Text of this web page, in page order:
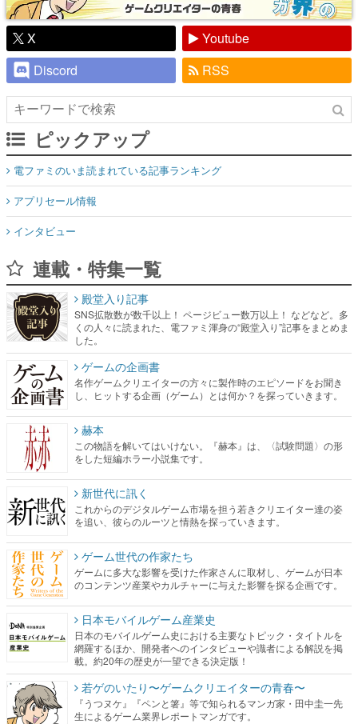
X
Youtube
Discord
RSS
ピックアップ
電ファミのいま読まれている記事ランキング
アプリセール情報
インタビュー
連載・特集一覧
殿堂入り記事
SNS拡散数が数千以上！ ページビュー数万以上！ などなど。多
くの人々に読まれた、電ファミ渾身の“殿堂入り”記事をまとめま
した。
ゲームの企画書
名作ゲームクリエイターの方々に製作時のエピソードをお聞き
し、ヒットする企画（ゲーム）とは何か？を探っていきます。
赫本
この物語を解いてはいけない。『赫本』は、〈試験問題〉の形
をした短編ホラー小説集です。
新世代に訊く
これからのデジタルゲーム市場を担う若きクリエイター達の姿
を追い、彼らのルーツと情熱を探っていきます。
ゲーム世代の作家たち
ゲームに多大な影響を受けた作家さんに取材し、ゲームが日本
のコンテンツ産業やカルチャーに与えた影響を探る企画です。
日本モバイルゲーム産業史
日本のモバイルゲーム史における主要なトピック・タイトルを
網羅するほか、開発者へのインタビューや識者による解説を掲
載。約20年の歴史が一望できる決定版！
若ゲのいたり〜ゲームクリエイターの青春〜
『うつヌケ』『ペンと箸』等で知られるマンガ家・田中圭一先
生によるゲーム業界レポートマンガです。